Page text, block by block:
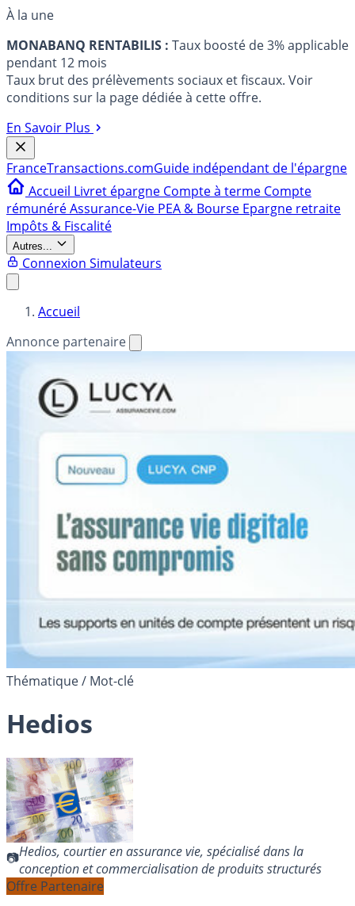
À la une
MONABANQ RENTABILIS : Taux boosté de 3% applicable
pendant 12 mois
Taux brut des prélèvements sociaux et fiscaux. Voir
conditions sur la page dédiée à cette offre.
En Savoir Plus
FranceTransactions.comGuide indépendant de l'épargne
Accueil Livret épargne Compte à terme Compte
rémunéréAssurance-Vie PEA & Bourse Epargne retraite
Impôts & Fiscalité
Autres...
Connexion Simulateurs
Accueil
Annonce partenaire
Thématique / Mot-clé
Hedios
Hedios, courtier en assurance vie, spécialisé dans la
conception et commercialisation de produits structurés
Offre Partenaire